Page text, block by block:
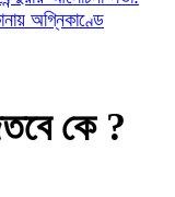
অগ্নিকাণ্ডে
কে ?